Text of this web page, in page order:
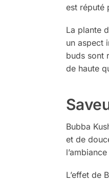
est réputé
La plante
un aspect
buds sont
de haute
Bubba
et de
L’effet de